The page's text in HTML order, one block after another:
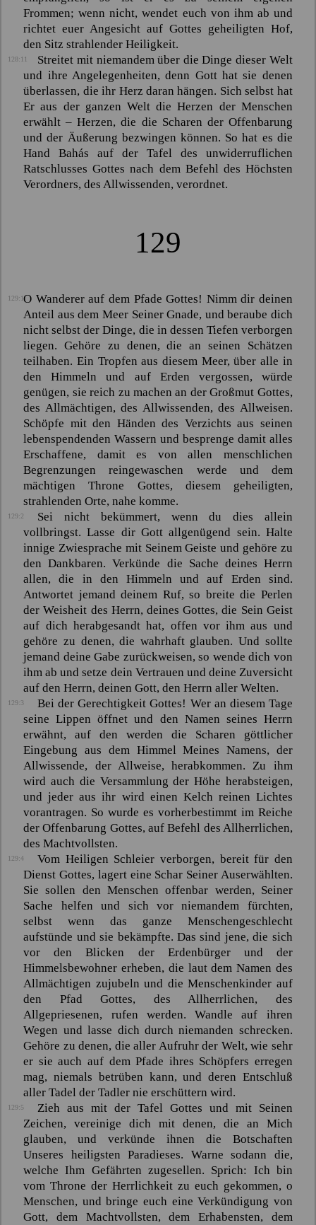
Frommen; wenn nicht, wendet euch von ihm ab und
richtet euer Angesicht auf Gottes geheiligten Hof,
den Sitz strahlender Heiligkeit.
128:11
Streitet mit niemandem über die Dinge dieser Welt
und ihre Angelegenheiten, denn Gott hat sie denen
überlassen, die ihr Herz daran hängen. Sich selbst hat
Er aus der ganzen Welt die Herzen der Menschen
erwählt – Herzen, die die Scharen der Offenbarung
und der Äußerung bezwingen können. So hat es die
HandBahás auf der Tafel des unwiderruflichen
Ratschlusses Gottes nach dem Befehl des Höchsten
Verordners, des Allwissenden, verordnet.
129
129:1O Wanderer auf dem Pfade Gottes! Nimm dir deinen
Anteil aus dem Meer Seiner Gnade, und beraube dich
nicht selbst der Dinge, die in dessen Tiefen verborgen
liegen. Gehöre zu denen, die an seinen Schätzen
teilhaben. Ein Tropfen aus diesem Meer, über alle in
den Himmeln und auf Erden vergossen, würde
genügen, sie reich zu machen an der Großmut Gottes,
des Allmächtigen, des Allwissenden, des Allweisen.
Schöpfe mit den Händen des Verzichts aus seinen
lebenspendenden Wassern und besprenge damit alles
Erschaffene, damit es von allen menschlichen
Begrenzungen reingewaschen werde und dem
mächtigen Throne Gottes, diesem geheiligten,
strahlenden Orte, nahe komme.
129:2
Sei nicht bekümmert, wenn du dies allein
vollbringst. Lasse dir Gott allgenügend sein. Halte
innige Zwiesprache mit Seinem Geiste und gehöre zu
den Dankbaren. Verkünde die Sache deines Herrn
allen, die in den Himmeln und auf Erden sind.
Antwortet jemand deinem Ruf, so breite die Perlen
der Weisheit des Herrn, deines Gottes, die Sein Geist
auf dich herabgesandt hat, offen vor ihm aus und
gehöre zu denen, die wahrhaft glauben. Und sollte
jemand deine Gabe zurückweisen, so wende dich von
ihm ab und setze dein Vertrauen und deine Zuversicht
auf den Herrn, deinen Gott, den Herrn aller Welten.
129:3
Bei der Gerechtigkeit Gottes! Wer an diesem Tage
seine Lippen öffnet und den Namen seines Herrn
erwähnt, auf den werden die Scharen göttlicher
Eingebung aus dem Himmel Meines Namens, der
Allwissende, der Allweise, herabkommen. Zu ihm
wird auch die Versammlung der Höhe herabsteigen,
und jeder aus ihr wird einen Kelch reinen Lichtes
vorantragen. So wurde es vorherbestimmt im Reiche
der Offenbarung Gottes, auf Befehl des Allherrlichen,
des Machtvollsten.
129:4
Vom Heiligen Schleier verborgen, bereit für den
Dienst Gottes, lagert eine Schar Seiner Auserwählten.
Sie sollen den Menschen offenbar werden, Seiner
Sache helfen und sich vor niemandem fürchten,
selbst wenn das ganze Menschengeschlecht
aufstünde und sie bekämpfte. Das sind jene, die sich
vor den Blicken der Erdenbürger und der
Himmelsbewohner erheben, die laut dem Namen des
Allmächtigen zujubeln und die Menschenkinder auf
den Pfad Gottes, des Allherrlichen, des
Allgepriesenen, rufen werden. Wandle auf ihren
Wegen und lasse dich durch niemanden schrecken.
Gehöre zu denen, die aller Aufruhr der Welt, wie sehr
er sie auch auf dem Pfade ihres Schöpfers erregen
mag, niemals betrüben kann, und deren Entschluß
aller Tadel der Tadler nie erschüttern wird.
129:5
Zieh aus mit der Tafel Gottes und mit Seinen
Zeichen, vereinige dich mit denen, die an Mich
glauben, und verkünde ihnen die Botschaften
Unseres heiligsten Paradieses. Warne sodann die,
welche Ihm Gefährten zugesellen. Sprich: Ich bin
vom Throne der Herrlichkeit zu euch gekommen, o
Menschen, und bringe euch eine Verkündigung von
Gott, dem Machtvollsten, dem Erhabensten, dem